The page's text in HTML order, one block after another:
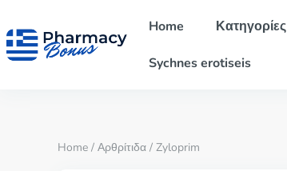
Home Κατηγορίες
Sychnes erotiseis
Home / Αρθρίτιδα / Zyloprim